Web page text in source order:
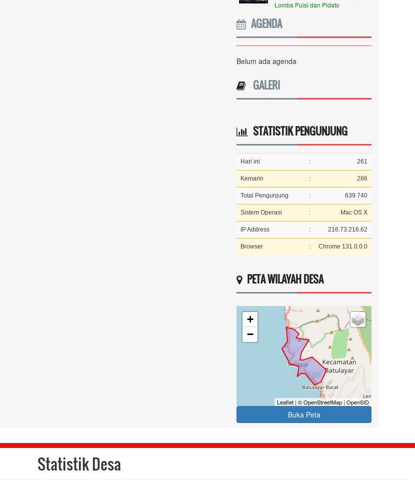
Lomba Puisi dan Pidato
AGENDA
Belum ada agenda
GALERI
STATISTIK PENGUNJUNG
Hari ini : 261
Kemarin : 286
Total Pengunjung : 639.740
Sistem Operasi : Mac OS X
IP Address : 216.73.216.62
Browser : Chrome 131.0.0.0
PETA WILAYAH DESA
+
−
Leaflet | © OpenStreetMap | OpenSID
Buka Peta
Statistik Desa